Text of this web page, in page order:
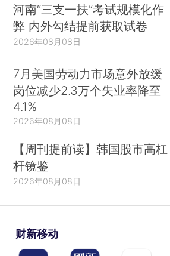
河南“三支一扶”考试规模化作
弊 内外勾结提前获取试卷
2026年08月08日
7月美国劳动力市场意外放缓
岗位减少2.3万个失业率降至
4.1%
2026年08月08日
【周刊提前读】韩国股市高杠
杆镜鉴
2026年08月08日
财新移动